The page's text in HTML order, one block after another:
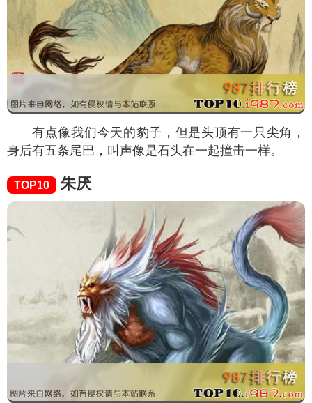
有点像我们今天的豹子，但是头顶有一只尖角，
身后有五条尾巴，叫声像是石头在一起撞击一样。
TOP10 朱厌